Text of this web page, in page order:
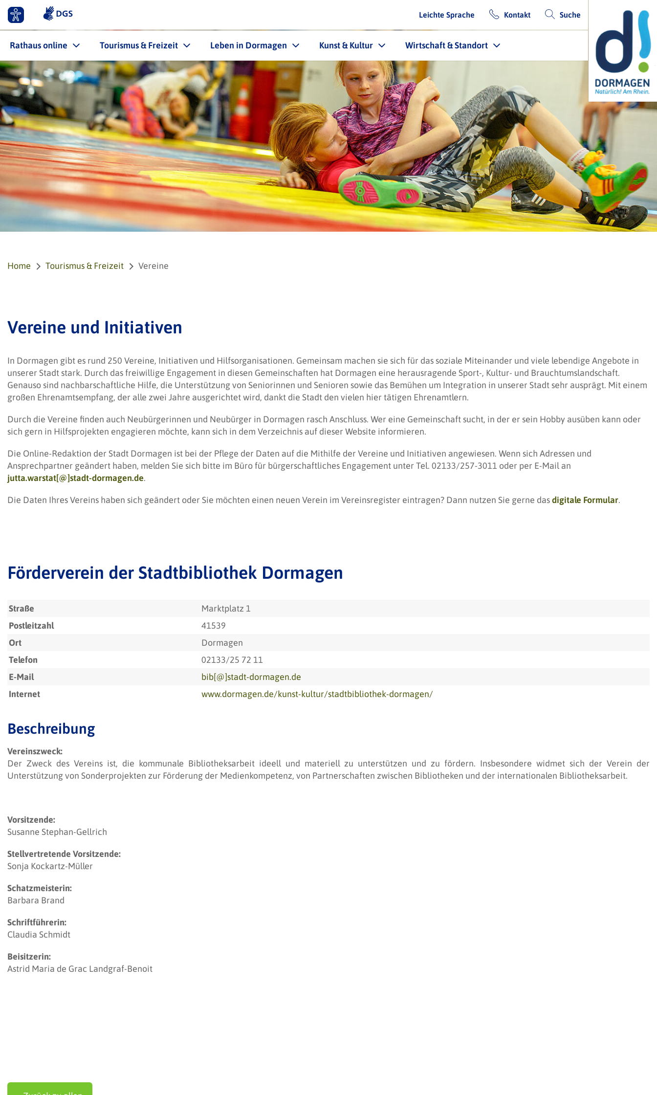
Leichte Sprache Kontakt Suche
Rathaus online Tourismus & Freizeit Leben in Dormagen Kunst & Kultur Wirtschaft & Standort
Home Tourismus & Freizeit Vereine
Vereine und Initiativen
In Dormagen gibt es rund 250 Vereine, Initiativen und Hilfsorganisationen. Gemeinsam machen sie sich für das soziale Miteinander und viele lebendige Angebote in
unserer Stadt stark. Durch das freiwillige Engagement in diesen Gemeinschaften hat Dormagen eine herausragende Sport-, Kultur- und Brauchtumslandschaft.
Genauso sind nachbarschaftliche Hilfe, die Unterstützung von Seniorinnen und Senioren sowie das Bemühen um Integration in unserer Stadt sehr ausprägt. Mit einem
großen Ehrenamtsempfang, der alle zwei Jahre ausgerichtet wird, dankt die Stadt den vielen hier tätigen Ehrenamtlern.
Durch die Vereine finden auch Neubürgerinnen und Neubürger in Dormagen rasch Anschluss. Wer eine Gemeinschaft sucht, in der er sein Hobby ausüben kann oder
sich gern in Hilfsprojekten engagieren möchte, kann sich in dem Verzeichnis auf dieser Website informieren.
Die Online-Redaktion der Stadt Dormagen ist bei der Pflege der Daten auf die Mithilfe der Vereine und Initiativen angewiesen. Wenn sich Adressen und
Ansprechpartner geändert haben, melden Sie sich bitte im Büro für bürgerschaftliches Engagement unter Tel. 02133/257-3011 oder per E-Mail an
jutta.warstat[@]stadt-dormagen.de.
Die Daten Ihres Vereins haben sich geändert oder Sie möchten einen neuen Verein im Vereinsregister eintragen? Dann nutzen Sie gerne dasdigitale Formular.
Förderverein der Stadtbibliothek Dormagen
Straße
Marktplatz 1
Postleitzahl
41539
Ort
Dormagen
Telefon
02133/25 72 11
E-Mail
bib[@]stadt-dormagen.de
Internet
www.dormagen.de/kunst-kultur/stadtbibliothek-dormagen/
Beschreibung
Vereinszweck:
Der Zweck des Vereins ist, die kommunale Bibliotheksarbeit ideell und materiell zu unterstützen und zu fördern. Insbesondere widmet sich der Verein der
Unterstützung von Sonderprojekten zur Förderung der Medienkompetenz, von Partnerschaften zwischen Bibliotheken und der internationalen Bibliotheksarbeit.
Vorsitzende:
Susanne Stephan-Gellrich
Stellvertretende Vorsitzende:
Sonja Kockartz-Müller
Schatzmeisterin:
Barbara Brand
Schriftführerin:
Claudia Schmidt
Beisitzerin:
Astrid Maria de Grac Landgraf-Benoit